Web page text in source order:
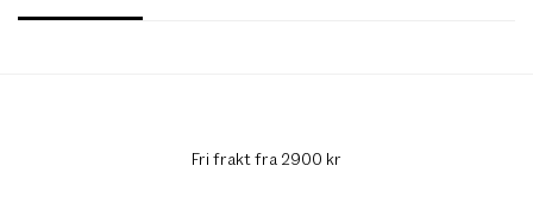
Fri frakt fra 2900 kr